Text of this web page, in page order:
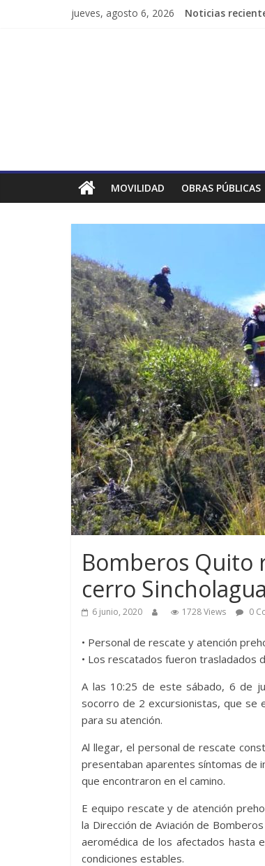
jueves, agosto 6, 2026 Noticias
MOVILIDAD OBRAS PÚBLICAS
Bomberos Quito
cerro Sincholagua
6 junio, 2020 1728 Views 0
• Personal de rescate y atención
• Los rescatados fueron trasladados
A las 10:25 de este sábado, 6 de
socorro de 2 excursionistas, que se
para su atención.
Al llegar, el personal de rescate
presentaban aparentes síntomas de
que encontraron en el camino.
E equipo rescate y de atención
la Dirección de Aviación de
aeromédica de los afectados hasta
condiciones estables.